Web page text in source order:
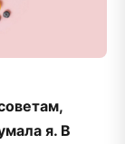
я. В